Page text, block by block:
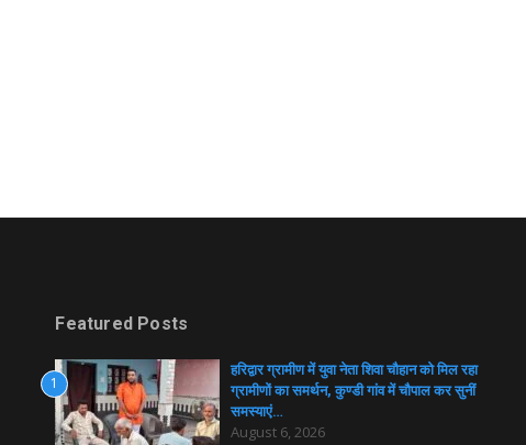
Featured Posts
1
हरिद्वार ग्रामीण में युवा नेता शिवा चौहान को मिल रहा
ग्रामीणों का समर्थन, कुण्डी गांव में चौपाल कर सुनीं
समस्याएं…
August 6, 2026